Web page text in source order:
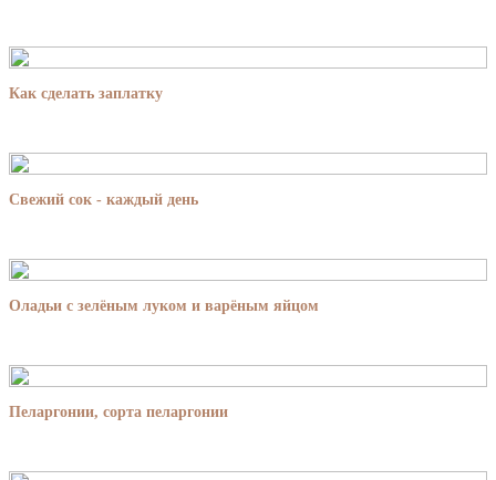
Как сделать заплатку
Свежий сок - каждый день
Оладьи с зелёным луком и варёным яйцом
Пеларгонии, сорта пеларгонии